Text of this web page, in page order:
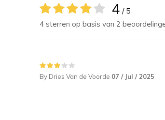
4 / 5
4 sterren op basis van 2
By Dries Van de Voorde 07 / Jul / 2025